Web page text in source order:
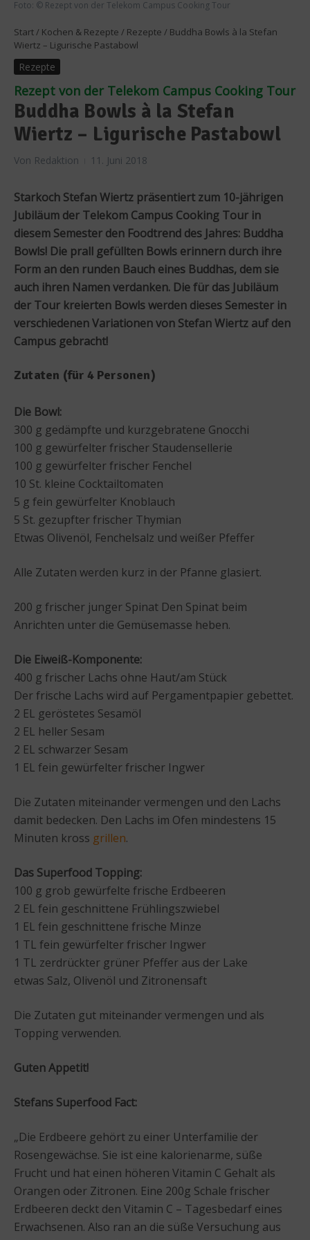
Foto: © Rezept von der Telekom Campus Cooking Tour
Start / Kochen & Rezepte / Rezepte / Buddha Bowls à la Stefan
Wiertz – Ligurische Pastabowl
Rezepte
Rezept von der Telekom Campus Cooking Tour
Buddha Bowls à la Stefan
Wiertz – Ligurische Pastabowl
Von Redaktion 11. Juni 2018
Starkoch Stefan Wiertz präsentiert zum 10-jährigen
Jubiläum der Telekom Campus Cooking Tour in
diesem Semester den Foodtrend des Jahres: Buddha
Bowls! Die prall gefüllten Bowls erinnern durch ihre
Form an den runden Bauch eines Buddhas, dem sie
auch ihren Namen verdanken. Die für das Jubiläum
der Tour kreierten Bowls werden dieses Semester in
verschiedenen Variationen von Stefan Wiertz auf den
Campus gebracht!
Zutaten (für 4 Personen)
Die Bowl:
300 g gedämpfte und kurzgebratene Gnocchi
100 g gewürfelter frischer Staudensellerie
100 g gewürfelter frischer Fenchel
10 St. kleine Cocktailtomaten
5 g fein gewürfelter Knoblauch
5 St. gezupfter frischer Thymian
Etwas Olivenöl, Fenchelsalz und weißer Pfeffer
Alle Zutaten werden kurz in der Pfanne glasiert.
200 g frischer junger Spinat Den Spinat beim
Anrichten unter die Gemüsemasse heben.
Die Eiweiß-Komponente:
400 g frischer Lachs ohne Haut/am Stück
Der frische Lachs wird auf Pergamentpapier gebettet.
2 EL geröstetes Sesamöl
2 EL heller Sesam
2 EL schwarzer Sesam
1 EL fein gewürfelter frischer Ingwer
Die Zutaten miteinander vermengen und den Lachs
damit bedecken. Den Lachs im Ofen mindestens 15
Minuten kross grillen.
Das Superfood Topping:
100 g grob gewürfelte frische Erdbeeren
2 EL fein geschnittene Frühlingszwiebel
1 EL fein geschnittene frische Minze
1 TL fein gewürfelter frischer Ingwer
1 TL zerdrückter grüner Pfeffer aus der Lake
etwas Salz, Olivenöl und Zitronensaft
Die Zutaten gut miteinander vermengen und als
Topping verwenden.
Guten Appetit!
Stefans Superfood Fact:
„Die Erdbeere gehört zu einer Unterfamilie der
Rosengewächse. Sie ist eine kalorienarme, süße
Frucht und hat einen höheren Vitamin C Gehalt als
Orangen oder Zitronen. Eine 200g Schale frischer
Erdbeeren deckt den Vitamin C – Tagesbedarf eines
Erwachsenen. Also ran an die süße Versuchung aus